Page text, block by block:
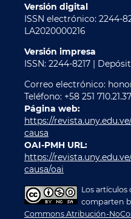
Versión digital
ISSN electrónico: 2244-
LA2020000216
Versión impresa
ISSN: 2244-8217 |
Correo electrónico:
Teléfono: +58 251 710.21.37
Página web:
https://
causa
OAI-PMH URL:
https://
causa/oai
Los artículos
comparten
Commons Atribución-